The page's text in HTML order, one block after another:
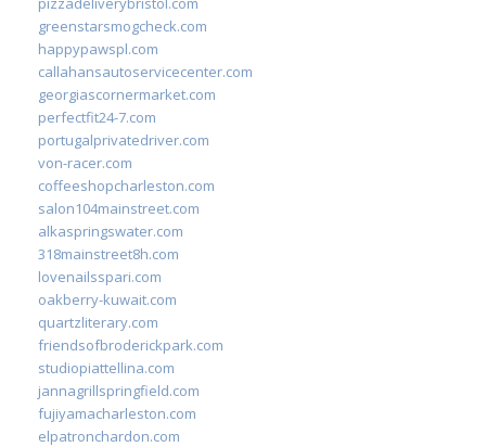
greenstarsmogcheck.com
happypawspl.com
callahansautoservicecenter.com
georgiascornermarket.com
perfectfit24-7.com
portugalprivatedriver.com
von-racer.com
coffeeshopcharleston.com
salon104mainstreet.com
alkaspringswater.com
318mainstreet8h.com
lovenailsspari.com
oakberry-kuwait.com
quartzliterary.com
friendsofbroderickpark.com
studiopiattellina.com
jannagrillspringfield.com
fujiyamacharleston.com
elpatronchardon.com